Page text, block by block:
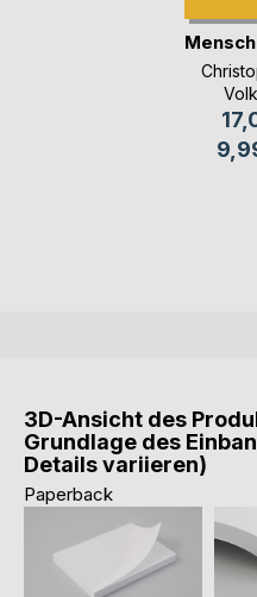
3D-Ansicht des
Grundlage des
Details variieren)
Paperback